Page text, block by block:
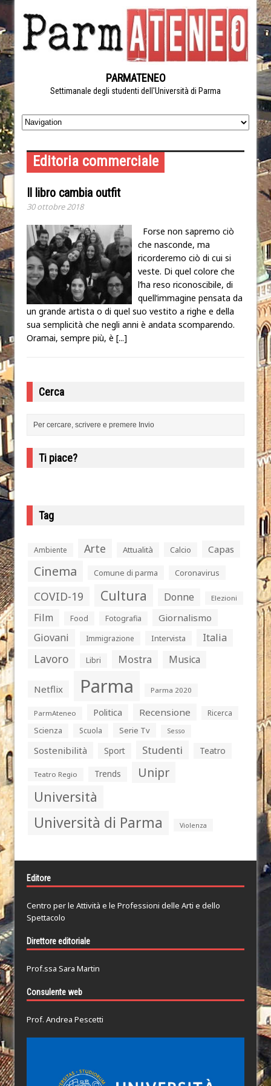
PARMATENEO
Settimanale degli studenti dell'Università di Parma
Editoria commerciale
Il libro cambia outfit
30 ottobre 2018
Forse non sapremo ciò
che nasconde, ma
ricorderemo ciò di cui si
veste. Di quel colore che
l’ha reso riconoscibile, di
quell’immagine pensata da
un grande artista o di quel suo vestito a righe e della
sua semplicità che negli anni è andata scomparendo.
Oramai, sempre più, è [...]
Cerca
Ti piace?
Tag
Ambiente Arte Attualità Calcio Capas
Cinema Comune di parma Coronavirus
COVID-19 Cultura Donne Elezioni
Film Food Fotografia Giornalismo
Giovani Immigrazione Intervista Italia
Lavoro Libri Mostra Musica
Netflix Parma Parma 2020
ParmAteneo Politica Recensione
Ricerca
Scienza
Scuola Serie Tv Sesso
Sostenibilità Sport Studenti Teatro
Teatro Regio Trends Unipr
Università
Università di Parma Violenza
Editore
Centro per le Attività e le Professioni delle Arti e dello
Spettacolo
Direttore editoriale
Prof.ssa Sara Martin
Consulente web
Prof. Andrea Pescetti